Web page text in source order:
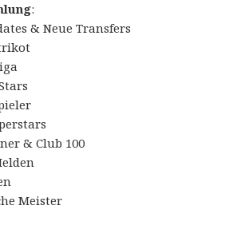
:
& Neue Transfers
& Club 100
Meister